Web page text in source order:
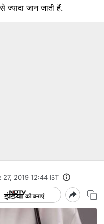
जान जाती हैं.
27, 2019 12:44 IST